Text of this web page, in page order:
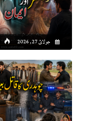
جولائ 27, 2026